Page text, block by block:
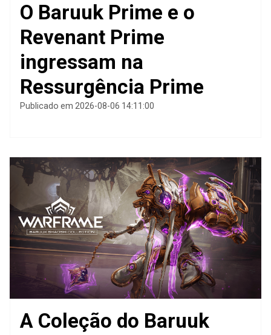
O Baruuk Prime e o
Revenant Prime
ingressam na
Ressurgência Prime
Publicado em 2026-08-06 14:11:00
A Coleção do Baruuk